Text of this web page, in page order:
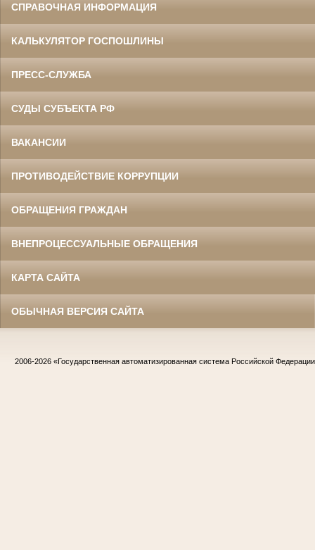
СПРАВОЧНАЯ ИНФОРМАЦИЯ
КАЛЬКУЛЯТОР ГОСПОШЛИНЫ
ПРЕСС-СЛУЖБА
СУДЫ СУБЪЕКТА РФ
ВАКАНСИИ
ПРОТИВОДЕЙСТВИЕ КОРРУПЦИИ
ОБРАЩЕНИЯ ГРАЖДАН
ВНЕПРОЦЕССУАЛЬНЫЕ ОБРАЩЕНИЯ
КАРТА САЙТА
ОБЫЧНАЯ ВЕРСИЯ САЙТА
2006-2026 «Государственная автоматизированная система Российской